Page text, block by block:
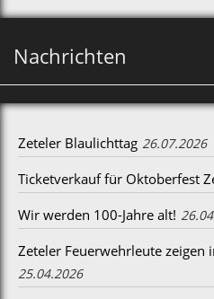
Nachrichten
Zeteler Blaulichttag 26.07.2026
Ticketverkauf für Oktoberfest
Wir werden 100-Jahre alt!
Zeteler Feuerwehrleute
25.04.2026